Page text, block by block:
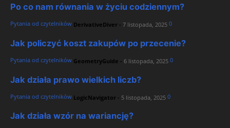
Po co nam równania w życiu codziennym?
Pytania od czytelników DerivativeDiver - 7 listopada, 2025 0
Jak policzyć koszt zakupów po przecenie?
Pytania od czytelników GeometryGuide - 6 listopada, 2025 0
Jak działa prawo wielkich liczb?
Pytania od czytelników LogicNavigator - 5 listopada, 2025 0
Jak działa wzór na wariancję?